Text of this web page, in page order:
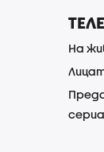
На